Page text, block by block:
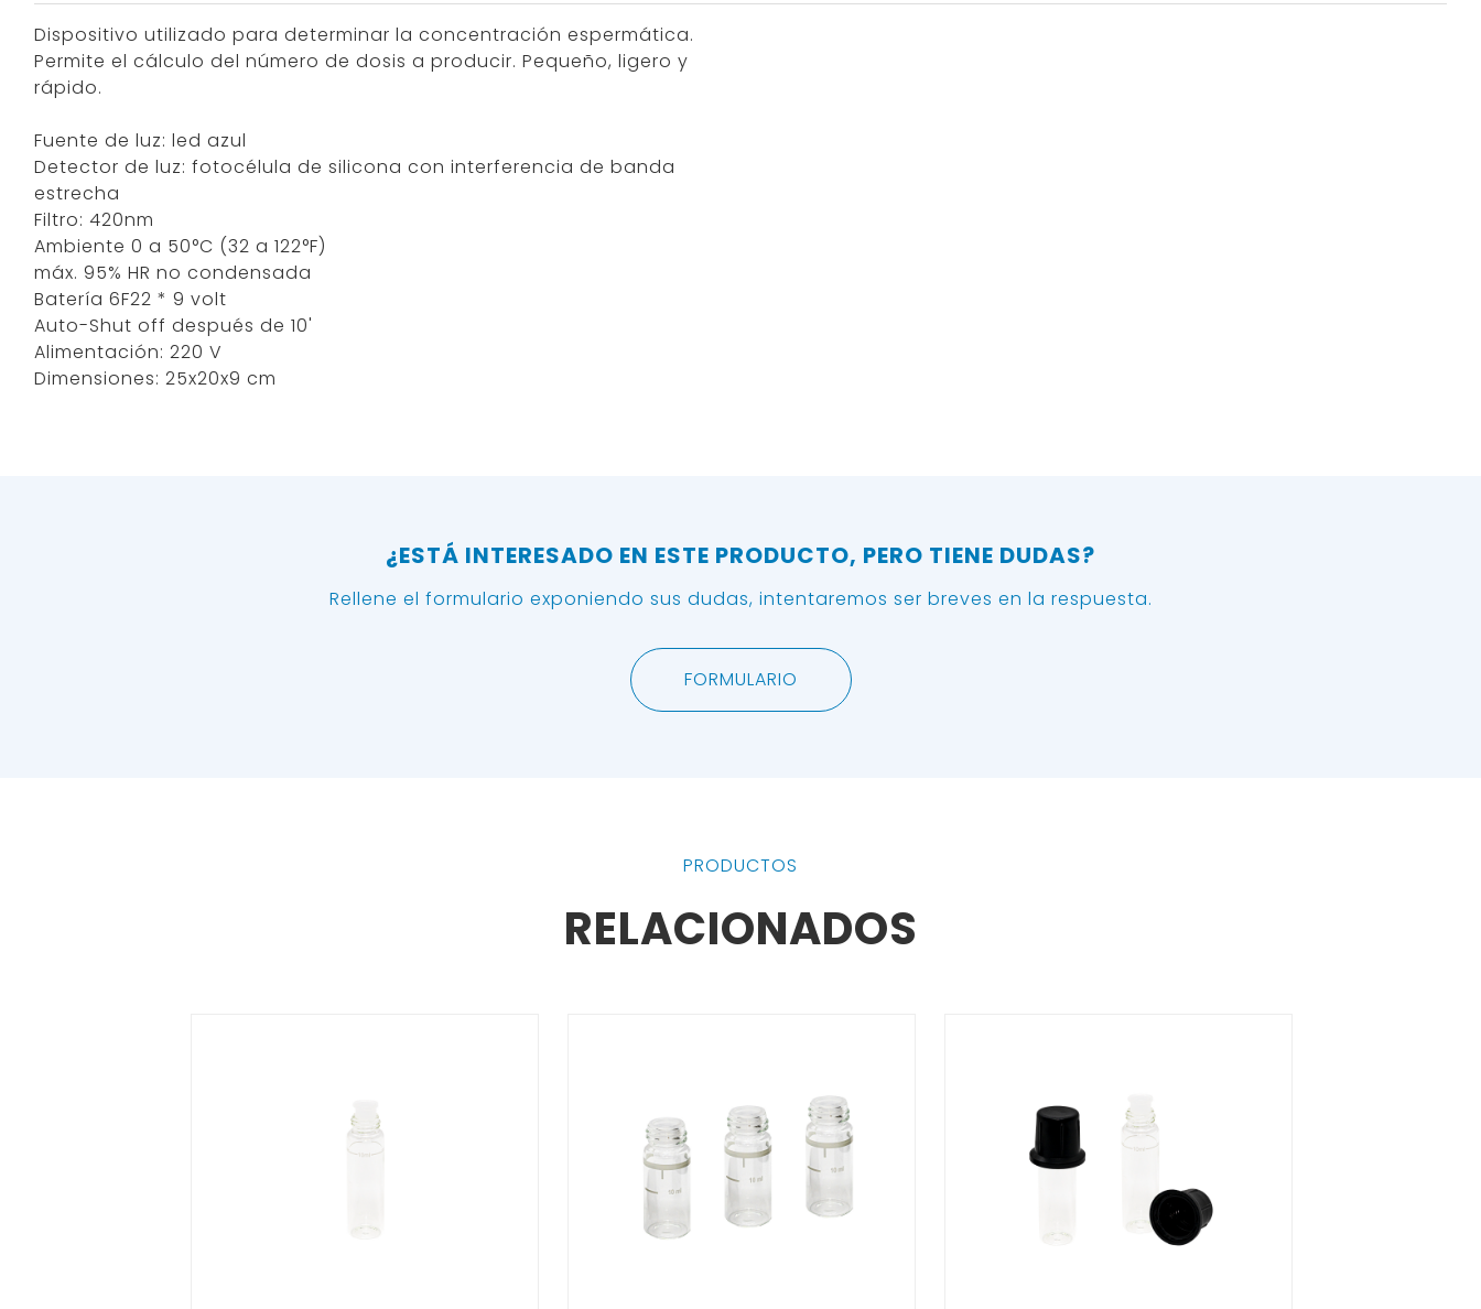
Dispositivo utilizado para determinar la concentración espermática.
Permite el cálculo del número de dosis a producir. Pequeño, ligero y
rápido.
Fuente de luz: led azul
Detector de luz: fotocélula de silicona con interferencia de banda
estrecha
Filtro: 420nm
Ambiente 0 a 50°C (32 a 122°F)
máx. 95% HR no condensada
Batería 6F22 * 9 volt
Auto-Shut off después de 10'
Alimentación: 220 V
Dimensiones: 25x20x9 cm
¿ESTÁ INTERESADO EN ESTE PRODUCTO, PERO TIENE DUDAS?
Rellene el formulario exponiendo sus dudas, intentaremos ser breves en la respuesta.
FORMULARIO
PRODUCTOS
RELACIONADOS